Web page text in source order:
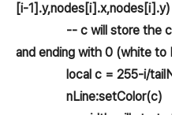
[i-1].y,nodes[i].x,nodes[i].y)
-- c will store the
and ending with 0 (white to
local c = 255-i/
nLine:setColor(c)